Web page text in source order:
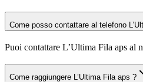
Come posso contattare al telefono
Puoi contattare L’Ultima Fila aps al
Come raggiungere L’Ultima Fila aps ?